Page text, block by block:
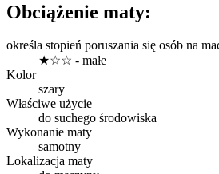
Obciążenie maty:
określa stopień poruszania się osób na
★☆☆ - małe
Kolor
szary
Właściwe użycie
do suchego środowiska
Wykonanie maty
samotny
Lokalizacja maty